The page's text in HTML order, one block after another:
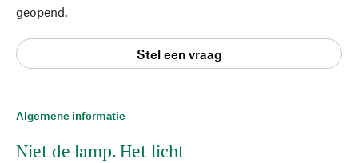
Algemene informatie
Niet de lamp. Het licht
geopend.
Stel een vraag